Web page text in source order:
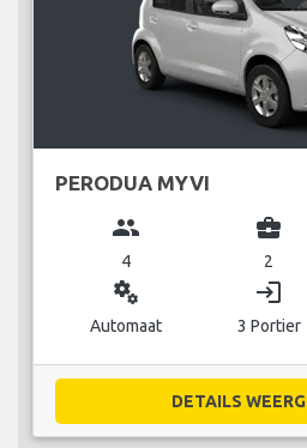
PERODUA MYVI
group
4
business_center
2
miscellaneous_services
Automaat
login
3 Portier
DETAILS